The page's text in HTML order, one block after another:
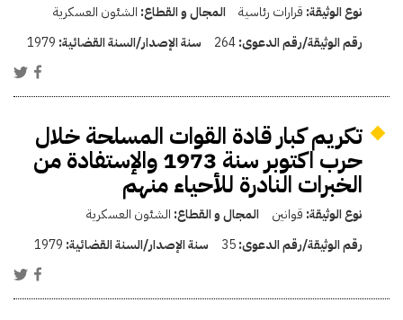
نوع الوثيقة: قرارات رئاسية المجال و القطاع: الشئون العسكرية
رقم الوثيقة/رقم الدعوى:264 سنة الإصدار/السنة القضائية: 1979
تكريم كبار قادة القوات المسلحة خلال
حرب اكتوبر سنة 1973 والإستفادة من
الخبرات النادرة للأحياء منهم
نوع الوثيقة: قوانين المجال و القطاع: الشئون العسكرية
رقم الوثيقة/رقم الدعوى:35 سنة الإصدار/السنة القضائية: 1979